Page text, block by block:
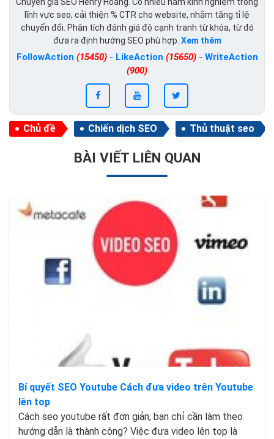
lĩnh vực seo, cải thiện % CTR cho website, nhằm tăng tỉ lệ
chuyển đổi. Phân tích đánh giá độ cạnh tranh từ khóa, từ đó
đưa ra định hướng SEO phù hợp. Xem thêm
FollowAction (15450)- LikeAction (15650)- WriteAction
(900)
Chủ đề Chiến dịch SEO Thủ thuật seo
BÀI VIẾT LIÊN QUAN
Bí quyết SEO Youtube Cách đưa video trên Youtube
lên top
Cách seo youtube rất đơn giản, bạn chỉ cần làm theo
hướng dẫn là thành công? Việc đưa video lên top là